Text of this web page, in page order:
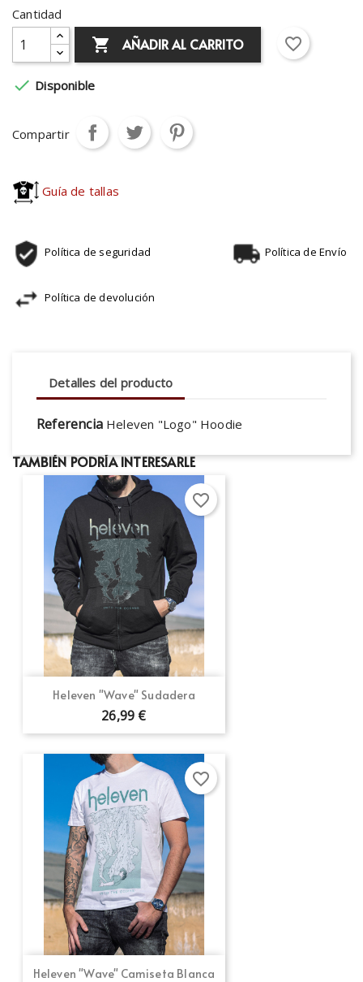
Cantidad
 AÑADIR AL CARRITO favorite_border
 Disponible
Compartir
Guía de tallas
Política de seguridad Política de Envío
Política de devolución
Detalles del producto
Referencia Heleven "Logo" Hoodie
TAMBIÉN PODRÍA INTERESARLE
Heleven "Wave" Sudadera
26,99 €
favorite_border
Heleven "Wave" Camiseta Blanca
favorite_border